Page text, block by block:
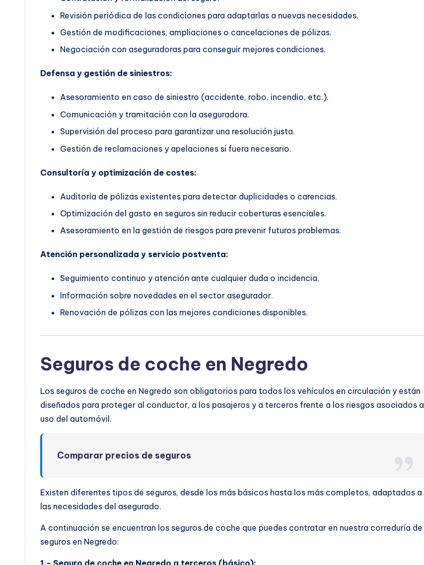
Revisión periódica de las condiciones para adaptarlas a nuevas necesidades.
Gestión de modificaciones, ampliaciones o cancelaciones de pólizas.
Negociación con aseguradoras para conseguir mejores condiciones.
Defensa y gestión de siniestros:
Asesoramiento en caso de siniestro (accidente, robo, incendio, etc.).
Comunicación y tramitación con la aseguradora.
Supervisión del proceso para garantizar una resolución justa.
Gestión de reclamaciones y apelaciones si fuera necesario.
Consultoría y optimización de costes:
Auditoría de pólizas existentes para detectar duplicidades o carencias.
Optimización del gasto en seguros sin reducir coberturas esenciales.
Asesoramiento en la gestión de riesgos para prevenir futuros problemas.
Atención personalizada y servicio postventa:
Seguimiento continuo y atención ante cualquier duda o incidencia.
Información sobre novedades en el sector asegurador.
Renovación de pólizas con las mejores condiciones disponibles.
Seguros de coche en Negredo
Los seguros de coche en Negredo son obligatorios para todos los vehículos en circulación y están
diseñados para proteger al conductor, a los pasajeros y a terceros frente a los riesgos asociados al
uso del automóvil.
Comparar precios de seguros
Existen diferentes tipos de seguros, desde los más básicos hasta los más completos, adaptados a
las necesidades del asegurado.
A continuación se encuentran los seguros de coche que puedes contratar en nuestra correduría de
seguros en Negredo: